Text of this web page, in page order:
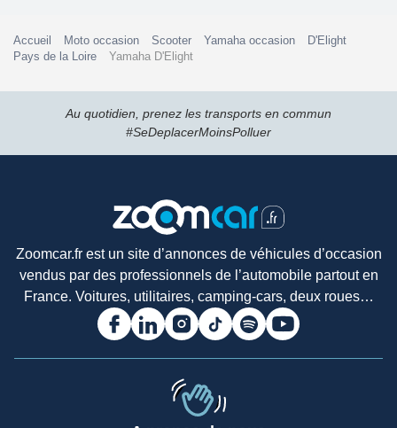
Accueil Moto occasion Scooter Yamaha occasion
D'Elight
Pays de la Loire
Yamaha D'Elight
Au quotidien, prenez les transports en commun
#SeDeplacerMoinsPolluer
Zoomcar.fr est un site d’annonces de véhicules d’occasion
vendus par des professionnels de l’automobile partout en
France. Voitures, utilitaires, camping-cars, deux roues…